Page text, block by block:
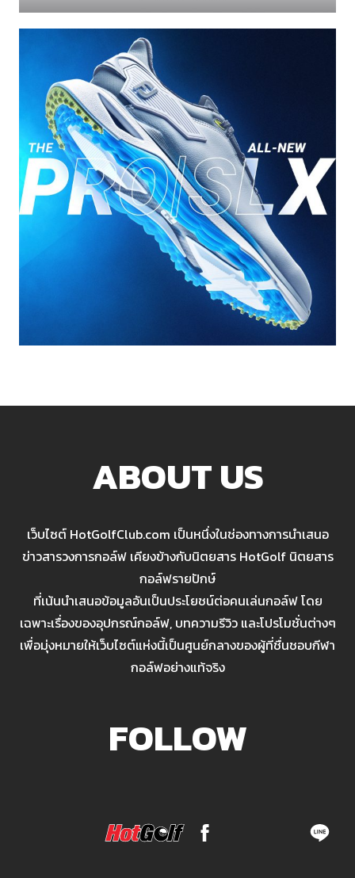
ABOUT US
เว็บไซต์ HotGolfClub.com เป็นหนึ่งในช่องทางการนำเสนอ
ข่าวสารวงการกอล์ฟ เคียงข้างกับนิตยสาร HotGolf นิตยสาร
กอล์ฟรายปักษ์
ที่เน้นนำเสนอข้อมูลอันเป็นประโยชน์ต่อคนเล่นกอล์ฟ โดย
เฉพาะเรื่องของอุปกรณ์กอล์ฟ, บทความรีวิว และโปรโมชั่นต่างๆ
เพื่อมุ่งหมายให้เว็บไซต์แห่งนี้เป็นศูนย์กลางของผู้ที่ชื่นชอบกีฬา
กอล์ฟอย่างแท้จริง
FOLLOW